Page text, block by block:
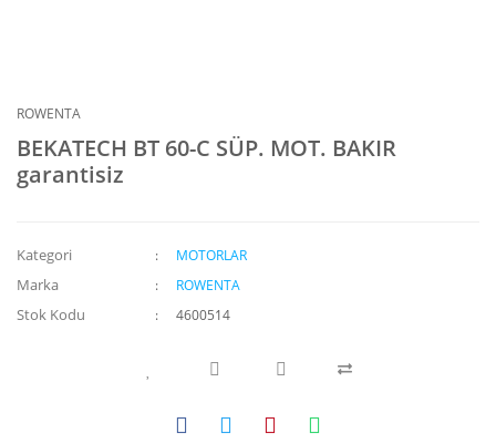
ROWENTA
BEKATECH BT 60-C SÜP. MOT. BAKIR
garantisiz
Kategori MOTORLAR
Marka ROWENTA
Stok Kodu 4600514